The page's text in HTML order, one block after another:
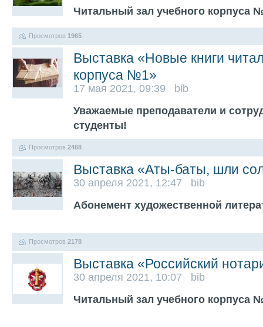
Читальный зал учебного корпуса
Просмотров 1965
Выставка «Новые книги
корпуса №1»
17 мая 2021, 09:39 bib
Уважаемые преподаватели и
студенты!
Просмотров 2468
Выставка «Аты-баты, шли
30 апреля 2021, 12:47 bib
Абонемент художественной
Просмотров 2178
Выставка «Российский
30 апреля 2021, 10:07 bib
Читальный зал учебного корпуса